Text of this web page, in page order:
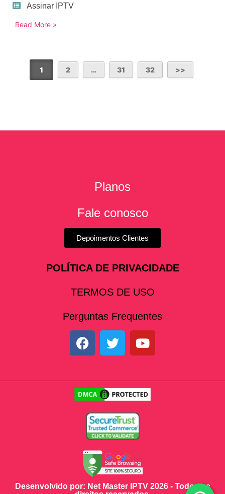
Assinar IPTV
Read More »
1 2 … 31 32
Planos
Fale conosco
Depoimentos Clientes
POLÍTICA DE PRIVACIDADE
TERMOS DE USO
Perguntas Frequentes
Desenvolvido por: Net Master IPTV 2026 - Todos os